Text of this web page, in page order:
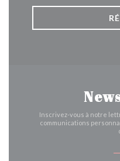
Inscrivez-vous à notre
communications